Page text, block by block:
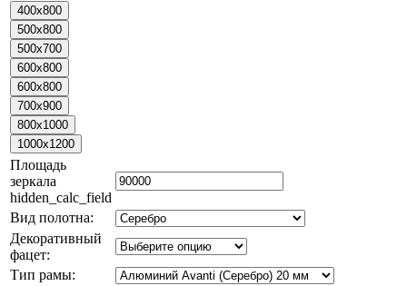
Площадь
зеркала
hidden_calc_field
Вид полотна:
Декоративный
фацет:
Тип рамы: